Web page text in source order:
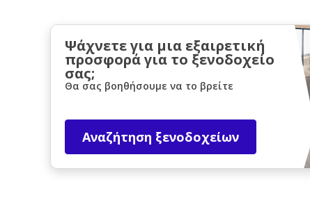
Ψάχνετε για μια εξαιρετική
προσφορά για το ξενοδοχείο
σας;
Θα σας βοηθήσουμε να το βρείτε
Αναζήτηση ξενοδοχείων